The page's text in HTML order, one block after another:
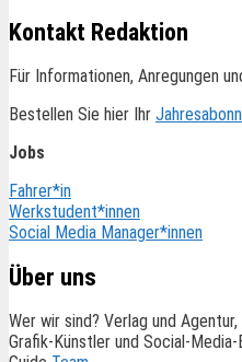
Kontakt Redaktion
Für Informationen, Anregungen
Bestellen Sie hier Ihr
Jobs
Fahrer*in
Werkstudent*innen
Social Media Manager*innen
Über uns
Wer wir sind? Verlag und
Grafik-Künstler und Social-